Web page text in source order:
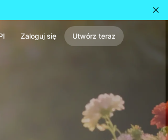
Zaloguj się Utwórz teraz